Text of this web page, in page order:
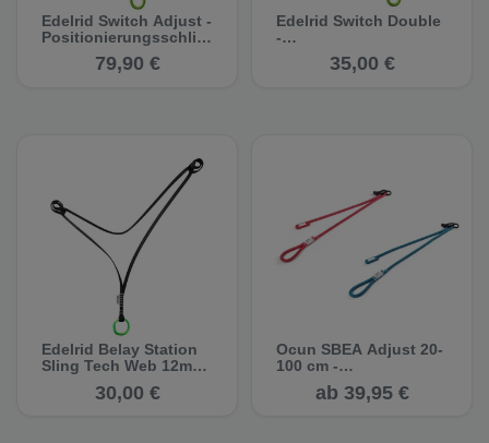
Edelrid Switch Adjust -
Positionierungsschlin
Standplatzschlinge
79,90 €
Edelrid Switch Double
-
Positionierungsschlin
35,00 €
Edelrid Belay Station
Sling Tech Web 12mm
II - Standplatzschlinge
30,00 €
Ocun SBEA Adjust 20-
100 cm -
Sicherungsschlinge
ab 39,95 €